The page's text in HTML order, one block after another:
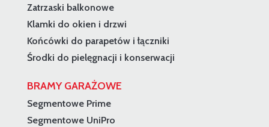
Zatrzaski balkonowe
Klamki do okien i drzwi
Końcówki do parapetów i łączniki
Środki do pielęgnacji i konserwacji
BRAMY GARAŻOWE
Segmentowe Prime
Segmentowe UniPro